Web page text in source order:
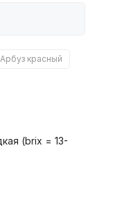
Арбуз красный
(brix = 13-